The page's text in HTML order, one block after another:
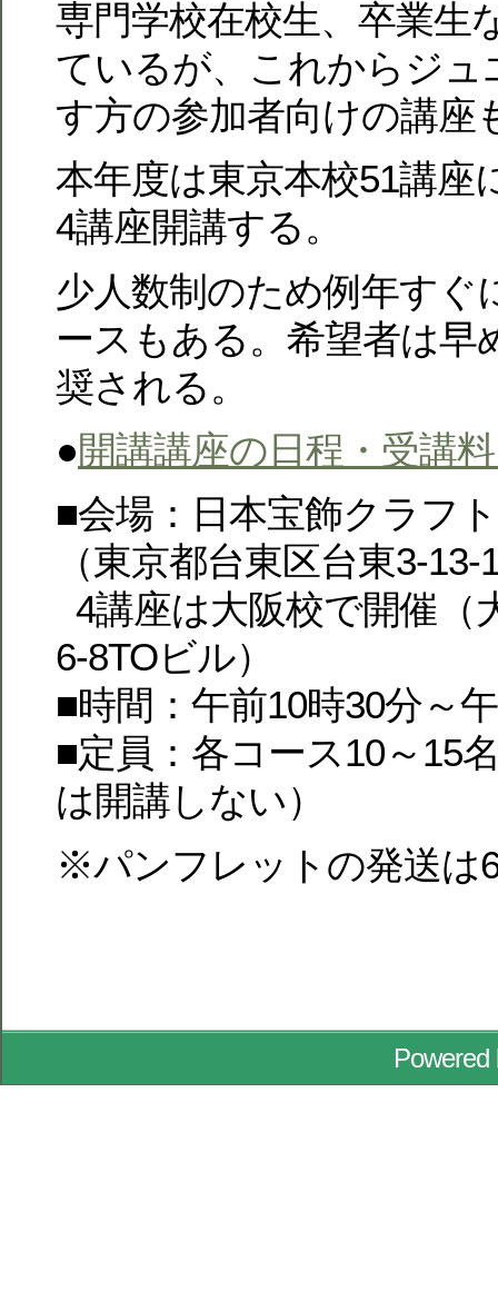
専門学校在校生、卒業生
ているが、これからジュ
す方の参加者向けの講座
本年度は東京本校51講座
4講座開講する。
少人数制のため例年すぐ
ースもある。希望者は早
奨される。
●開講講座の日程・受講
■会場：日本宝飾クラフ
（東京都台東区台東3-13-
4講座は大阪校で開催（
6-8TOビル）
■時間：午前10時30分～
■定員：各コース10～15
は開講しない）
※パンフレットの発送は